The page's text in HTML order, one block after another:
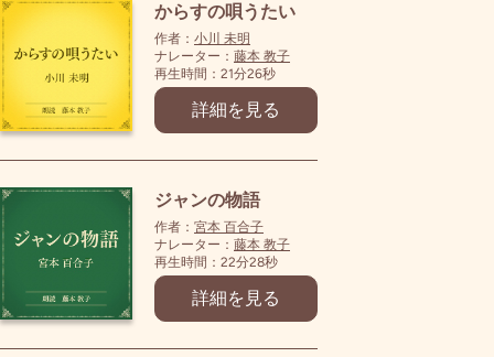
からすの唄うたい
作者： 小川 未明
ナレーター： 藤本 教子
再生時間：21分26秒
詳細を見る
ジャンの物語
作者： 宮本 百合子
ナレーター： 藤本 教子
再生時間：22分28秒
詳細を見る